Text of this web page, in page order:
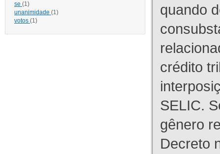
se (1)
unanimidade (1)
votos (1)
quando
crédito
SELIC.
gênero
Decreto